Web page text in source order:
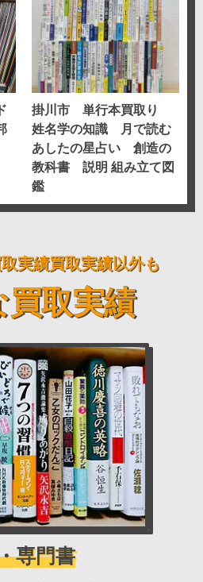
掛川市 単行本買取り
姓名学の知識 月で読む
あしたの星占い 創造の
教科書 説明 組み立て図
鑑
実績買取実績以外も
買取実績
専門書